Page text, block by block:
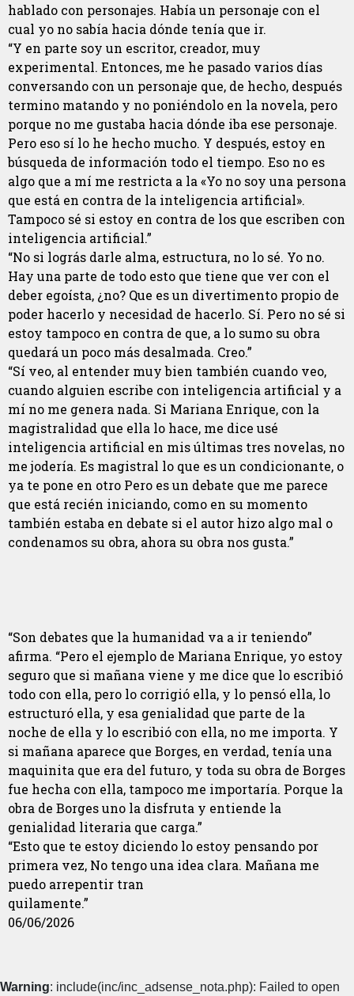
hablado con personajes. Había un personaje con el
cual yo no sabía hacia dónde tenía que ir.
“Y en parte soy un escritor, creador, muy
experimental. Entonces, me he pasado varios días
conversando con un personaje que, de hecho, después
termino matando y no poniéndolo en la novela, pero
porque no me gustaba hacia dónde iba ese personaje.
Pero eso sí lo he hecho mucho. Y después, estoy en
búsqueda de información todo el tiempo. Eso no es
algo que a mí me restricta a la «Yo no soy una persona
que está en contra de la inteligencia artificial».
Tampoco sé si estoy en contra de los que escriben con
inteligencia artificial.”
“No si lográs darle alma, estructura, no lo sé. Yo no.
Hay una parte de todo esto que tiene que ver con el
deber egoísta, ¿no? Que es un divertimento propio de
poder hacerlo y necesidad de hacerlo. Sí. Pero no sé si
estoy tampoco en contra de que, a lo sumo su obra
quedará un poco más desalmada. Creo.”
“Sí veo, al entender muy bien también cuando veo,
cuando alguien escribe con inteligencia artificial y a
mí no me genera nada. Si Mariana Enrique, con la
magistralidad que ella lo hace, me dice usé
inteligencia artificial en mis últimas tres novelas, no
me jodería. Es magistral lo que es un condicionante, o
ya te pone en otro Pero es un debate que me parece
que está recién iniciando, como en su momento
también estaba en debate si el autor hizo algo mal o
condenamos su obra, ahora su obra nos gusta.”
“Son debates que la humanidad va a ir teniendo”
afirma. “Pero el ejemplo de Mariana Enrique, yo estoy
seguro que si mañana viene y me dice que lo escribió
todo con ella, pero lo corrigió ella, y lo pensó ella, lo
estructuró ella, y esa genialidad que parte de la
noche de ella y lo escribió con ella, no me importa. Y
si mañana aparece que Borges, en verdad, tenía una
maquinita que era del futuro, y toda su obra de Borges
fue hecha con ella, tampoco me importaría. Porque la
obra de Borges uno la disfruta y entiende la
genialidad literaria que carga.”
“Esto que te estoy diciendo lo estoy pensando por
primera vez, No tengo una idea clara. Mañana me
puedo arrepentir tran
quilamente.”
06/06/2026
Warning: include(inc/inc_adsense_nota.php): Failed to open